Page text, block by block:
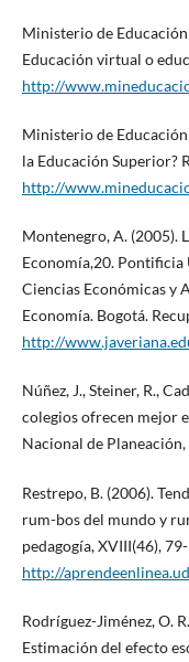
Ministerio de
Educación virtual o
http://
Ministerio de
la Educación Superior?
http://
Montenegro, A. (2005).
Economía,20. Pontificia
Ciencias Económicas y
Economía. Bogotá.
http://
Núñez, J., Steiner, R.,
colegios ofrecen mejor
Nacional de
Restrepo, B. (2006).
rum-bos del mundo y
pedagogía, XVIII(46),
http://
Rodríguez-Jiménez, O.
Estimación del efecto